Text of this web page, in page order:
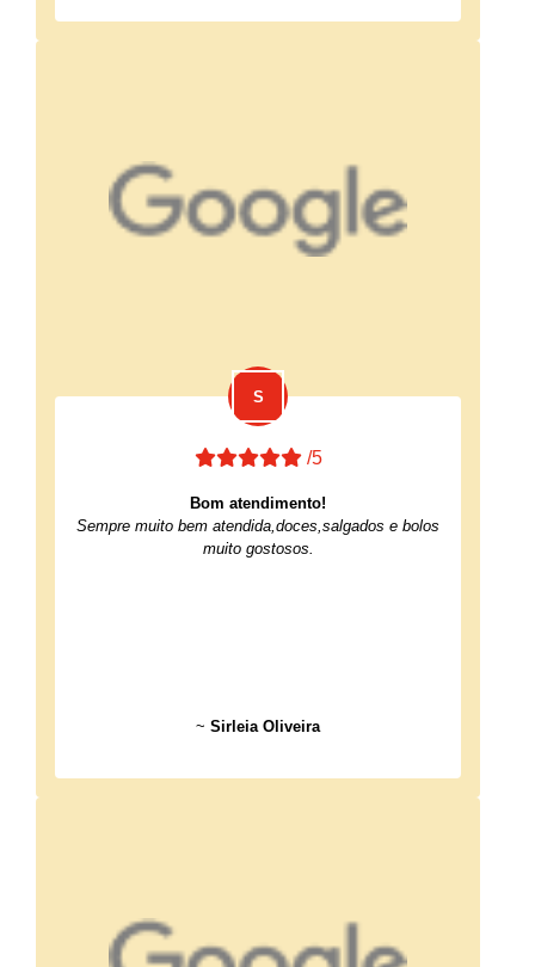
/5
Bom atendimento!
Sempre muito bem atendida,doces,salgados e bolos
muito gostosos.
~ Sirleia Oliveira